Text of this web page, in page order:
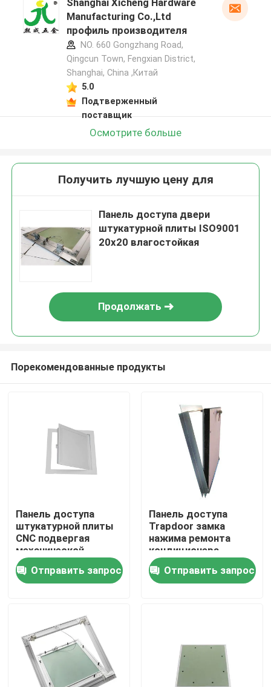
Продукты
О нас
Проверка качества
Shanghai Xicheng Hardware
Manufacturing Co.,Ltd
профиль производителя
NO. 660 Gongzhang Road,
Qingcun Town, Fengxian District,
Shanghai, China ,Китай
5.0
Подтверженный
поставщик
Осмотрите больше
Получить лучшую цену для
Панель доступа двери
штукатурной плиты ISO9001
20x20 влагостойкая
Продолжать
Порекомендованные продукты
Панель доступа
штукатурной плиты
CNC подвергая
механической
обработке
алюминиевая с
шарниром Pin
Отправить запрос
Панель доступа
Trapdoor замка
нажима ремонта
кондиционера
алюминиевая
Отправить запрос